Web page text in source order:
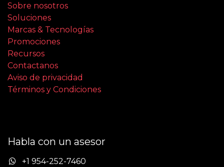
Sobre nosotros
Soluciones
Marcas & Tecnologías
Promociones
Recursos
Contactanos
Aviso de privacidad
Términos y Condiciones
Habla con un asesor
+1 954-252-7460